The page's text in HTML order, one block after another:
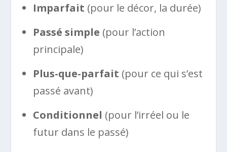
Imparfait (pour le décor, la durée)
Passé simple (pour l’action
principale)
Plus-que-parfait (pour ce qui s’est
passé avant)
Conditionnel (pour l’irréel ou le
futur dans le passé)